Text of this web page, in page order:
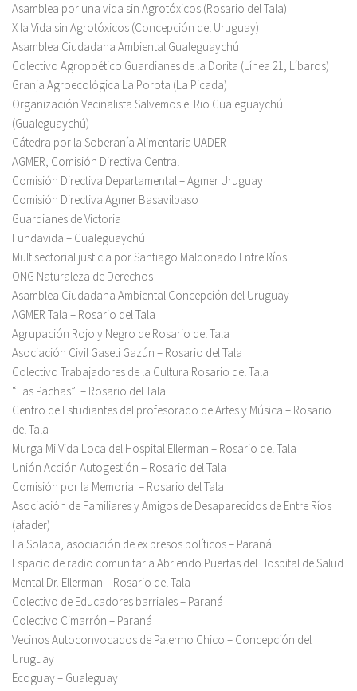
Asamblea por una vida sin Agrotóxicos (Rosario del Tala)
X la Vida sin Agrotóxicos (Concepción del Uruguay)
Asamblea Ciudadana Ambiental Gualeguaychú
Colectivo Agropoético Guardianes de la Dorita (Línea 21, Líbaros)
Granja Agroecológica La Porota (La Picada)
Organización Vecinalista Salvemos el Rio Gualeguaychú
(Gualeguaychú)
Cátedra por la Soberanía Alimentaria UADER
AGMER, Comisión Directiva Central
Comisión Directiva Departamental – Agmer Uruguay
Comisión Directiva Agmer Basavilbaso
Guardianes de Victoria
Fundavida – Gualeguaychú
Multisectorial justicia por Santiago Maldonado Entre Ríos
ONG Naturaleza de Derechos
Asamblea Ciudadana Ambiental Concepción del Uruguay
AGMER Tala – Rosario del Tala
Agrupación Rojo y Negro de Rosario del Tala
Asociación Civil Gaseti Gazún – Rosario del Tala
Colectivo Trabajadores de la Cultura Rosario del Tala
“Las Pachas” – Rosario del Tala
Centro de Estudiantes del profesorado de Artes y Música – Rosario
del Tala
Murga Mi Vida Loca del Hospital Ellerman – Rosario del Tala
Unión Acción Autogestión – Rosario del Tala
Comisión por la Memoria – Rosario del Tala
Asociación de Familiares y Amigos de Desaparecidos de Entre Ríos
(afader)
La Solapa, asociación de ex presos políticos – Paraná
Espacio de radio comunitaria Abriendo Puertas del Hospital de Salud
Mental Dr. Ellerman – Rosario del Tala
Colectivo de Educadores barriales – Paraná
Colectivo Cimarrón – Paraná
Vecinos Autoconvocados de Palermo Chico – Concepción del
Uruguay
Ecoguay – Gualeguay